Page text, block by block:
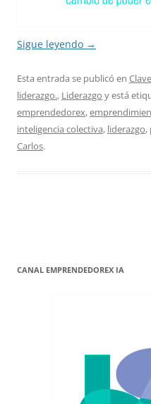
Sigue leyendo →
Esta entrada se publicó en
liderazgo., Liderazgo y está
emprendedorex,
inteligencia colectiva, liderazgo,
Carlos.
entradas
CANAL EMPRENDEDOREX IA